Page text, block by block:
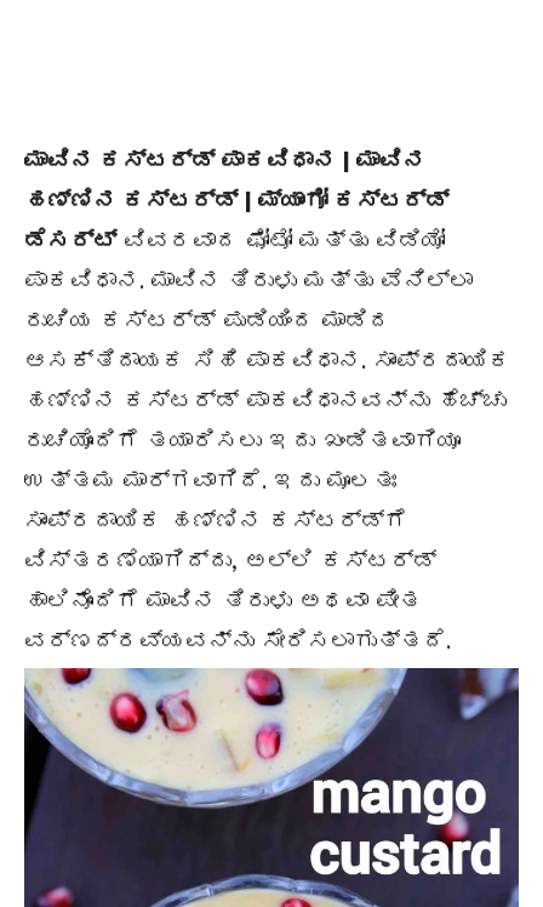
ಮಾವಿನ ಕಸ್ಟರ್ಡ್ ಪಾಕವಿಧಾನ | ಮಾವಿನ
ಹಣ್ಣಿನ ಕಸ್ಟರ್ಡ್ | ಮ್ಯಾಂಗೋ ಕಸ್ಟರ್ಡ್
ಡೆಸರ್ಟ್ವಿವರವಾದ ಫೋಟೋ ಮತ್ತು ವಿಡಿಯೋ
ಪಾಕವಿಧಾನ. ಮಾವಿನ ತಿರುಳು ಮತ್ತು ವೆನಿಲ್ಲಾ
ರುಚಿಯ ಕಸ್ಟರ್ಡ್ ಪುಡಿಯಿಂದ ಮಾಡಿದ
ಆಸಕ್ತಿದಾಯಕ ಸಿಹಿ ಪಾಕವಿಧಾನ. ಸಾಂಪ್ರದಾಯಿಕ
ಹಣ್ಣಿನ ಕಸ್ಟರ್ಡ್ ಪಾಕವಿಧಾನವನ್ನು ಹೆಚ್ಚು
ರುಚಿಯೊಂದಿಗೆ ತಯಾರಿಸಲು ಇದು ಖಂಡಿತವಾಗಿಯೂ
ಉತ್ತಮ ಮಾರ್ಗವಾಗಿದೆ. ಇದು ಮೂಲತಃ
ಸಾಂಪ್ರದಾಯಿಕ ಹಣ್ಣಿನ ಕಸ್ಟರ್ಡ್‌ಗೆ
ವಿಸ್ತರಣೆಯಾಗಿದ್ದು, ಅಲ್ಲಿ ಕಸ್ಟರ್ಡ್
ಹಾಲಿನೊಂದಿಗೆ ಮಾವಿನ ತಿರುಳು ಅಥವಾ ಪೀತ
ವರ್ಣದ್ರವ್ಯವನ್ನು ಸೇರಿಸಲಾಗುತ್ತದೆ.